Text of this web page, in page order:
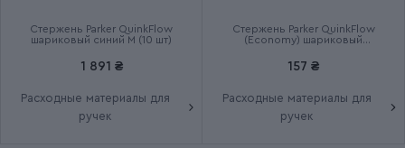
Стержень Parker QuinkFlow
шариковый синий M (10 шт)
1 891 ₴
Расходные материалы для
ручек
Стержень Parker QuinkFlow
(Economy) шариковый
157 ₴
Расходные материалы для
ручек